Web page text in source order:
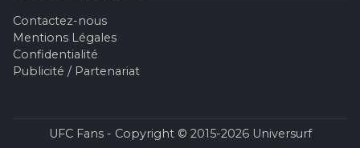
Contactez-nous
Mentions Légales
Confidentialité
Publicité / Partenariat
UFC Fans - Copyright © 2015-2026 Universurf